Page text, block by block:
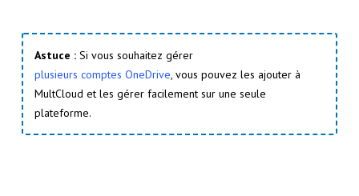
Astuce :Si vous souhaitez gérer
plusieurs comptes OneDrive, vous pouvez les ajouter à
MultCloud et les gérer facilement sur une seule
plateforme.